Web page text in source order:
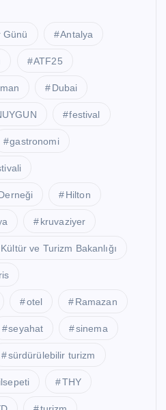
Günü Antalya
ATF25
Dubai
festival
gastronomi
Hilton
kruvaziyer
Kültür ve Turizm Bakanlığı
otel Ramazan
seyahat sinema
sürdürülebilir turizm
THY